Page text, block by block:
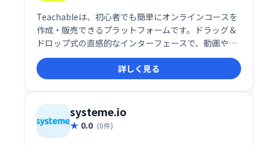
Teachableは、初心者でも簡単にオンラインコースを
作成・販売できるプラットフォームです。ドラッグ＆
ドロップ式の直感的なインターフェースで、動画やク
イズなどを自由に組み込み、プロフェッショナルなコ
ースを制作できます。高い自由度と柔軟性を備え、幅
広い学習ニーズに対応します。多くの利用者に支持さ
れ、オンライン教育ビジネスを始める最適な選択肢で
す。
詳しく見る
systeme.io
0.0 (0件)